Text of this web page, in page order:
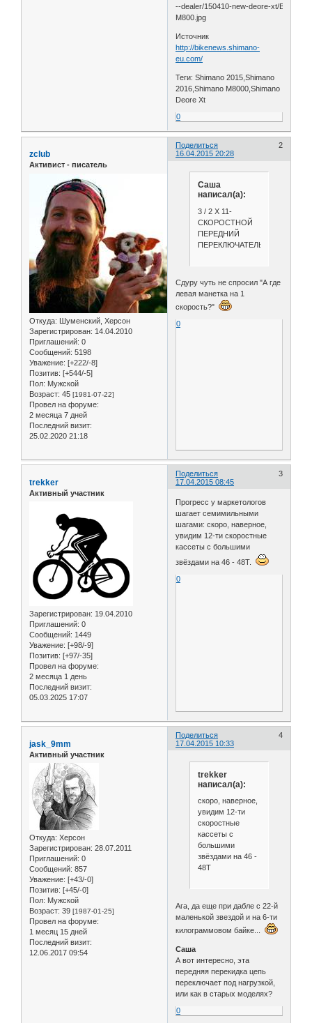
Источник
http://bikenews.shimano-
eu.com/
Теги: Shimano 2015,Shimano
2016,Shimano M8000,Shimano
Deore Xt
0
Поделиться
2
16.04.2015 20:28
zclub
Активист - писатель
Откуда: Шуменский, Херсон
Зарегистрирован: 14.04.2010
Приглашений: 0
Сообщений: 5198
Уважение: [+222/-8]
Позитив: [+544/-5]
Пол: Мужской
Возраст: 45 [1981-07-22]
Провел на форуме:
2 месяца 7 дней
Последний визит:
25.02.2020 21:18
Саша
написал(а):
3 / 2 X 11-
СКОРОСТНОЙ
ПЕРЕДНИЙ
ПЕРЕКЛЮЧАТЕЛЬ
Сдуру чуть не спросил "А где
левая манетка на 1
скорость?"
0
Поделиться
3
17.04.2015 08:45
trekker
Активный участник
Зарегистрирован: 19.04.2010
Приглашений: 0
Сообщений: 1449
Уважение: [+98/-9]
Позитив: [+97/-35]
Провел на форуме:
2 месяца 1 день
Последний визит:
05.03.2025 17:07
Прогресс у маркетологов
шагает семимильными
шагами: скоро, наверное,
увидим 12-ти скоростные
кассеты с большими
звёздами на 46 - 48Т.
0
Поделиться
4
17.04.2015 10:33
jask_9mm
Активный участник
Откуда: Херсон
Зарегистрирован: 28.07.2011
Приглашений: 0
Сообщений: 857
Уважение: [+43/-0]
Позитив: [+45/-0]
Пол: Мужской
Возраст: 39 [1987-01-25]
Провел на форуме:
1 месяц 15 дней
Последний визит:
12.06.2017 09:54
trekker
написал(а):
скоро, наверное,
увидим 12-ти
скоростные
кассеты с
большими
звёздами на 46 -
48Т
Ага, да еще при дабле с 22-й
маленькой звездой и на 6-ти
килограммовом байке...
Саша
А вот интересно, эта
передняя перекидка цепь
переключает под нагрузкой,
или как в старых моделях?
0